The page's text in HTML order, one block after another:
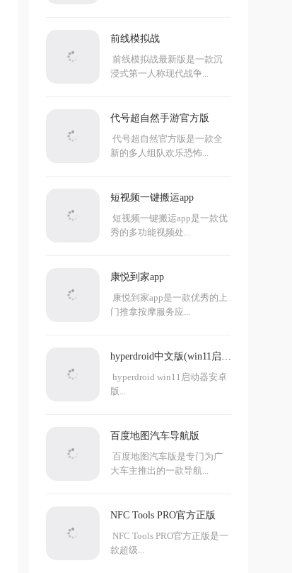
前线模拟战
前线模拟战最新版是一款沉
浸式第一人称现代战争...
代号超自然手游官方版
代号超自然官方版是一款全
新的多人组队欢乐恐怖...
短视频一键搬运app
短视频一键搬运app是一款优
秀的多功能视频处...
康悦到家app
康悦到家app是一款优秀的上
门推拿按摩服务应...
hyperdroid中文版(win11启动
hyperdroid win11启动器安卓
版...
百度地图汽车导航版
百度地图汽车版是专门为广
大车主推出的一款导航...
NFC Tools PRO官方正版
NFC Tools PRO官方正版是一
款超级...